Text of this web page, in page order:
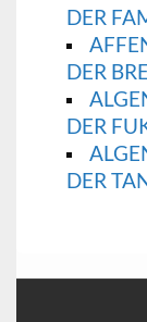
DER
DER
DER
DER